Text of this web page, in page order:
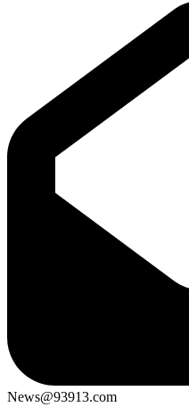
News@93913.com